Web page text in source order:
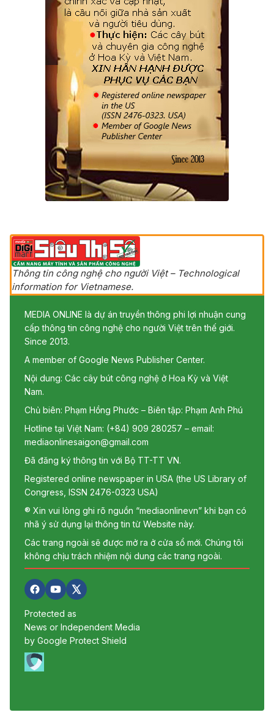
Thông tin công nghệ cho người Việt – Technological
information for Vietnamese.
MEDIA ONLINE là dự án truyền thông phi lợi nhuận cung
cấp thông tin công nghệ cho người Việt trên thế giới.
Since 2013.
A member of Google News Publisher Center.
Nội dung: Các cây bút công nghệ ở Hoa Kỳ và Việt
Nam.
Chủ biên: Phạm Hồng Phước – Biên tập: Phạm Anh Phú
Hotline tại Việt Nam: (+84) 909 280257 – email:
mediaonlinesaigon@gmail.com
Đã đăng ký thông tin với Bộ TT-TT VN.
Registered online newspaper in USA (the US Library of
Congress, ISSN 2476-0323 USA)
® Xin vui lòng ghi rõ nguồn “mediaonlinevn” khi bạn có
nhã ý sử dụng lại thông tin từ Website này.
Các trang ngoài sẽ được mở ra ở cửa sổ mới. Chúng tôi
không chịu trách nhiệm nội dung các trang ngoài.
Protected as
News or Independent Media
by Google Protect Shield